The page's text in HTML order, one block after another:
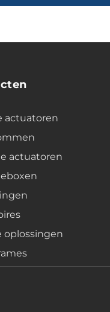
actuatoren
actuatoren
oplossingen